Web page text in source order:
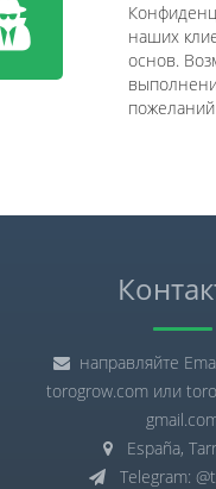
наших
основ.
направляйте
torogrow.com или
España,
Telegram: